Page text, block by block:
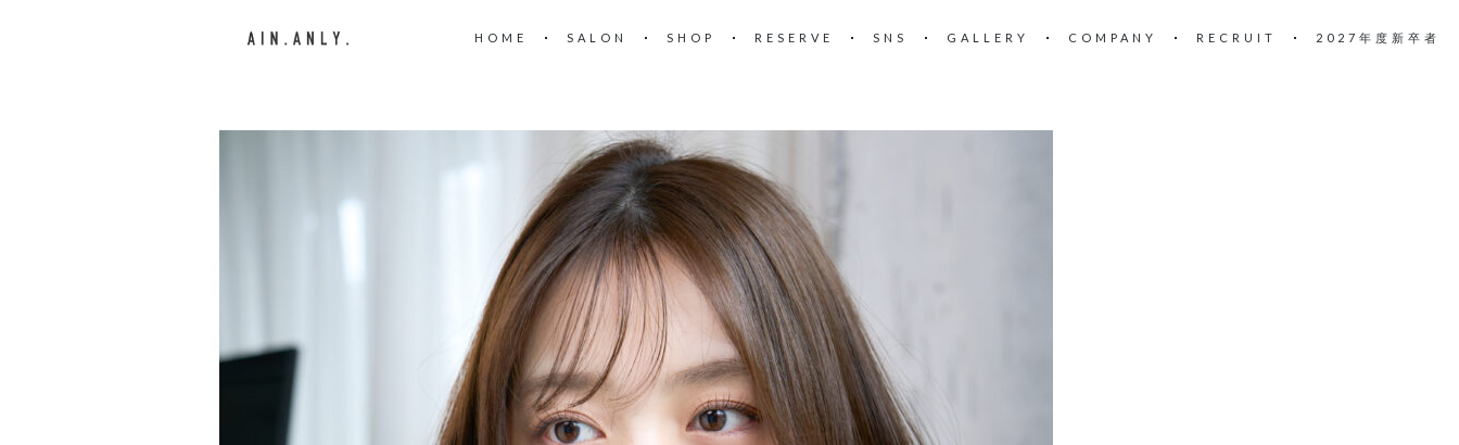
HOME SALON SHOP RESERVE SNS GALLERY COMPANY RECRUIT 2027年度新卒者